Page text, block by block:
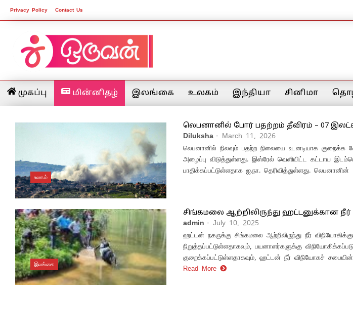
Privacy Policy Contact Us
முகப்பு மின்னிதழ் இலங்கை உலகம் இந்தியா சினிமா
உலகம்
லெபனானில் போர் பதற்றம் தீவிரம் – 07
Diluksha - March 11, 2026
லெபனானில் நிலவும் பதற்ற நிலையை உடனடியாக
அழைப்பு விடுத்துள்ளது. இஸ்ரேல் வெளியிட்ட கட்டாய
பாதிக்கப்பட்டுள்ளதாக ஐ.நா. தெரிவித்துள்ளது. லெபனானின்
இலங்கை
சிங்கமலை ஆற்றிலிருந்து ஹட்டனுக்கான நீர்
admin - July 10, 2025
ஹட்டன் நகருக்கு சிங்கமலை ஆற்றிலிருந்து நீர்
நிறுத்தப்பட்டுள்ளதாகவும், பயனாளர்களுக்கு
குறைக்கப்பட்டுள்ளதாகவும், ஹட்டன் நீர் விநியோகச் சபையின்
Read More